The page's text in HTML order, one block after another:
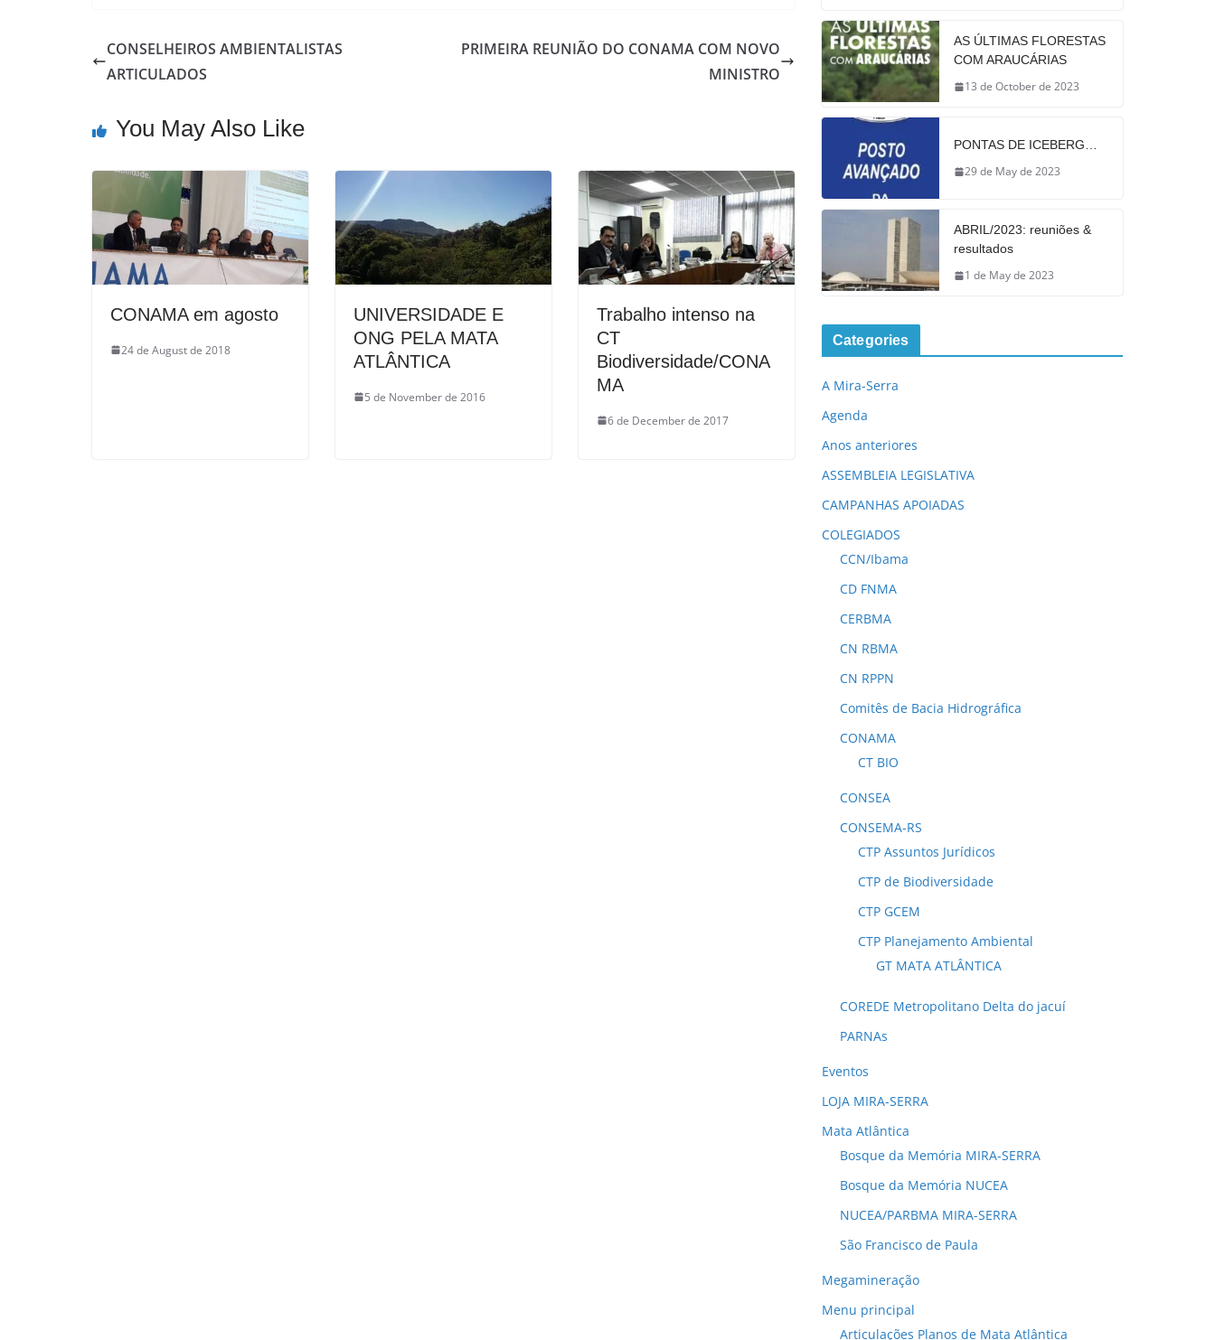
CONSELHEIROS AMBIENTALISTAS
ARTICULADOS
PRIMEIRA REUNIÃO DO CONAMA COM NOVO
MINISTRO
You May Also Like
CONAMA em agosto
24 de August de 2018
UNIVERSIDADE E
ONG PELA MATA
ATLÂNTICA
5 de November de 2016
Trabalho intenso na
CT
Biodiversidade/CONA
MA
6 de December de 2017
AS ÚLTIMAS FLORESTAS
COM ARAUCÁRIAS
13 de October de 2023
PONTAS DE ICEBERG…
29 de May de 2023
ABRIL/2023: reuniões &
resultados
1 de May de 2023
Categories
A Mira-Serra
Agenda
Anos anteriores
ASSEMBLEIA LEGISLATIVA
CAMPANHAS APOIADAS
COLEGIADOS
CCN/Ibama
CD FNMA
CERBMA
CN RBMA
CN RPPN
Comitês de Bacia Hidrográfica
CONAMA
CT BIO
CONSEA
CONSEMA-RS
CTP Assuntos Jurídicos
CTP de Biodiversidade
CTP GCEM
CTP Planejamento Ambiental
GT MATA ATLÂNTICA
COREDE Metropolitano Delta do jacuí
PARNAs
Eventos
LOJA MIRA-SERRA
Mata Atlântica
Bosque da Memória MIRA-SERRA
Bosque da Memória NUCEA
NUCEA/PARBMA MIRA-SERRA
São Francisco de Paula
Megamineração
Menu principal
Articulações Planos de Mata Atlântica